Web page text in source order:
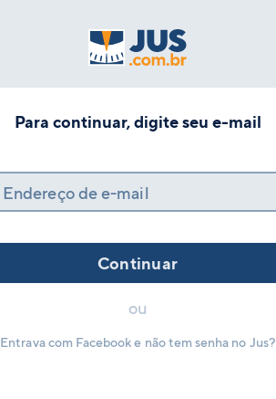
Para continuar, digite seu e-mail
Endereço de e-mail
Continuar
ou
Entrava com Facebook e não tem senha no Jus?